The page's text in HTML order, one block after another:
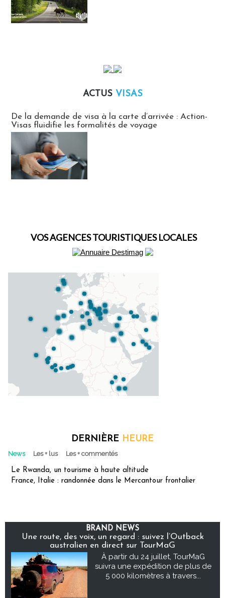
ACTUS VISAS
De la demande de visa à la carte d’arrivée : Action-
Visas fluidifie les formalités de voyage
VOS AGENCES TOURISTIQUES LOCALES
DERNIÈRE HEURE
News Les + lus Les + commentés
Le Rwanda, un tourisme à haute altitude
France, Italie : randonnée dans le Mercantour frontalier
BRAND NEWS
Une route, des voix, un regard : suivez l’Outback
australien en direct sur TourMaG
À partir du 24 juillet, TourMaG
suivra une expédition de plus de
5 000 kilomètres à travers...